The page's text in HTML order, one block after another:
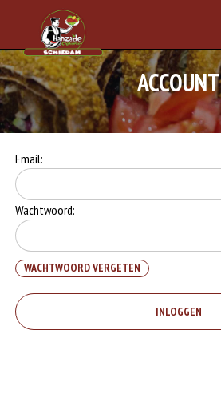
ACCOUNT
Email:
Wachtwoord:
WACHTWOORD VERGETEN
INLOGGEN